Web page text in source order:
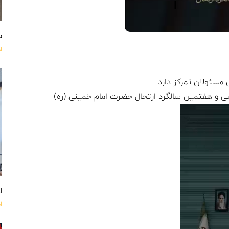
تمرکز دارد
و هفتمین سالگرد ارتحال حضرت امام خمینی (ره)